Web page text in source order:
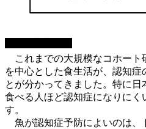
これまでの大規模なコホート
を中心とした食生活が、認知
とが分かってきました。特に
食べる人ほど認知症になりにく
す。
魚が認知症予防によいのは、